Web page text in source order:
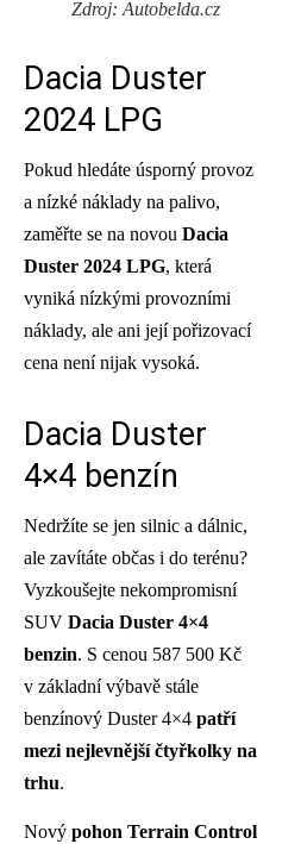
Zdroj: Autobelda.cz
Dacia Duster
2024 LPG
Pokud hledáte úsporný provoz
a nízké náklady na palivo,
zaměřte se na novou Dacia
Duster 2024 LPG, která
vyniká nízkými provozními
náklady, ale ani její pořizovací
cena není nijak vysoká.
Dacia Duster
4×4 benzín
Nedržíte se jen silnic a dálnic,
ale zavítáte občas i do terénu?
Vyzkoušejte nekompromisní
SUV Dacia Duster 4×4
benzin. S cenou 587 500 Kč
v základní výbavě stále
benzínový Duster 4×4 patří
mezi nejlevnější čtyřkolky na
trhu.
Nový pohon Terrain Control